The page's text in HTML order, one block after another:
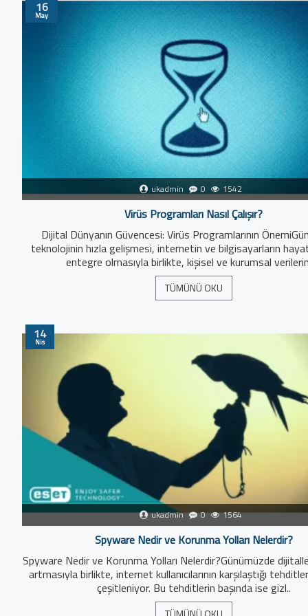
16
May
ukadmin 0 1542
Virüs Programları Nasıl Çalışır?
Dijital Dünyanın Güvencesi: Virüs Programlarının
teknolojinin hızla gelişmesi, internetin ve bilgisayarların
entegre olmasıyla birlikte, kişisel ve kurumsal
TÜMÜNÜ OKU
14
Nis
ukadmin 0 1564
Spyware Nedir ve Korunma Yolları Nelerdir?
Spyware Nedir ve Korunma Yolları Nelerdir?Günümüzde
artmasıyla birlikte, internet kullanıcılarının karşılaştığı
çeşitleniyor. Bu tehditlerin başında ise gizl..